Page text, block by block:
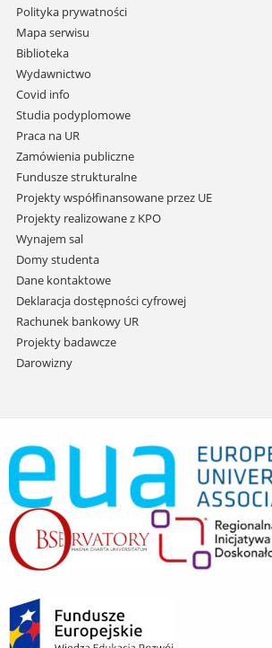
Pomiń
nawigację
i
przejdź
do
treści
Polityka prywatności
Mapa serwisu
Biblioteka
Wydawnictwo
Covid info
Studia podyplomowe
Praca na UR
Zamówienia publiczne
Fundusze strukturalne
Projekty współfinansowane przez UE
Projekty realizowane z KPO
Wynajem sal
Domy studenta
Dane kontaktowe
Deklaracja dostępności cyfrowej
Rachunek bankowy UR
Projekty badawcze
Darowizny